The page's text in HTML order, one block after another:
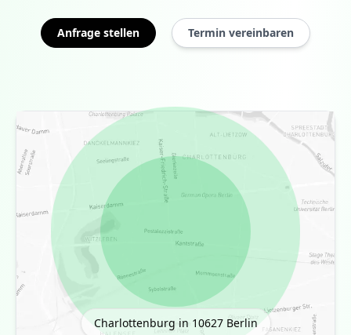
Anfrage stellen Termin vereinbaren
Charlottenburg in 10627Berlin